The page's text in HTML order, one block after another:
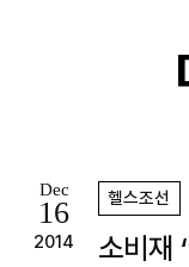
Dec
16
2014
헬스조선
소비재